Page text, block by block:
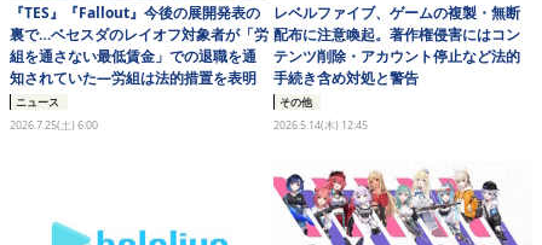
産業政策
連載
イベント/セミナー
『TES』『Fallout』今後の展開発表の
裏で…ベセスダのレイオフ対象者が「労
組を通さない最低賃金」での退職を通
知されていた―労組は法的措置を表明
ニュース
2026.7.25(土) 6:00
レベルファイブ、ゲームの複製・無断
配布に注意喚起。著作権侵害にはコン
テンツ削除・アカウント停止など法的
手続き含め対処と警告
その他
2026.5.14(木) 12:45